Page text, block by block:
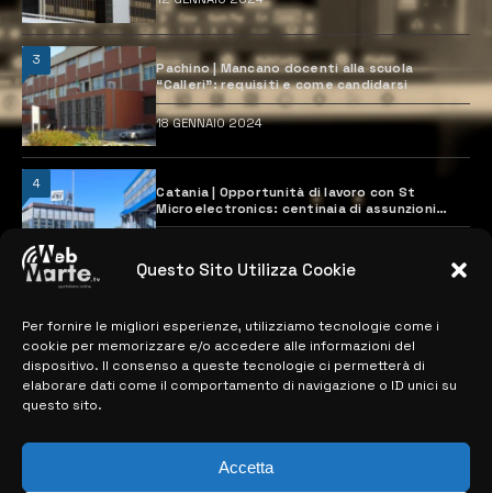
Questo Sito Utilizza Cookie
Per fornire le migliori esperienze, utilizziamo tecnologie come i
cookie per memorizzare e/o accedere alle informazioni del
dispositivo. Il consenso a queste tecnologie ci permetterà di
elaborare dati come il comportamento di navigazione o ID unici su
questo sito.
Accetta
3
Pachino | Mancano docenti alla scuola
“Calleri”: requisiti e come candidarsi
18 GENNAIO 2024
4
Catania | Opportunità di lavoro con St
Microelectronics: centinaia di assunzioni
previste
MAPPA DEL SITO
> NOTIZIE